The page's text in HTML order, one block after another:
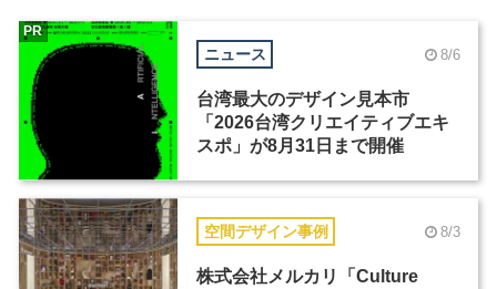
ニュース 8/6
台湾最大のデザイン見本市
「2026台湾クリエイティブエキ
スポ」が8月31日まで開催
PR
空間デザイン事例 8/3
株式会社メルカリ「Culture